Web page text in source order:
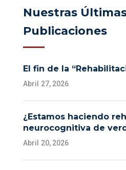
Nuestras
Publicaciones
El fin de la
Abril 27, 2026
¿Estamos haciendo
neurocognitiva de
Abril 20, 2026